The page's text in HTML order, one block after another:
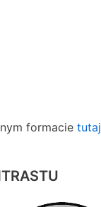
formacie tutaj